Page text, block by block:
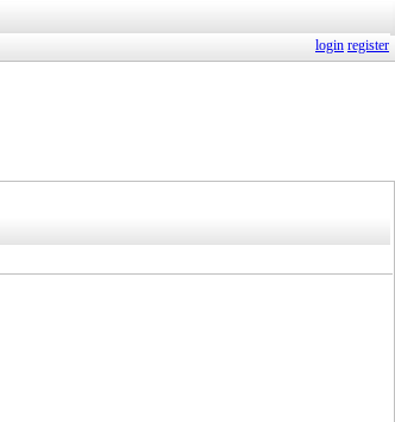
login register